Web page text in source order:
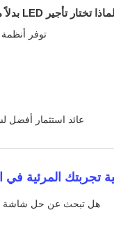
توفر أنظمة LED للإيجار ما يلي:
عائد استثمار أفضل
تجربتك المرئية في
هل تبحث عن حل شاشة LED داخلية للإيجار؟